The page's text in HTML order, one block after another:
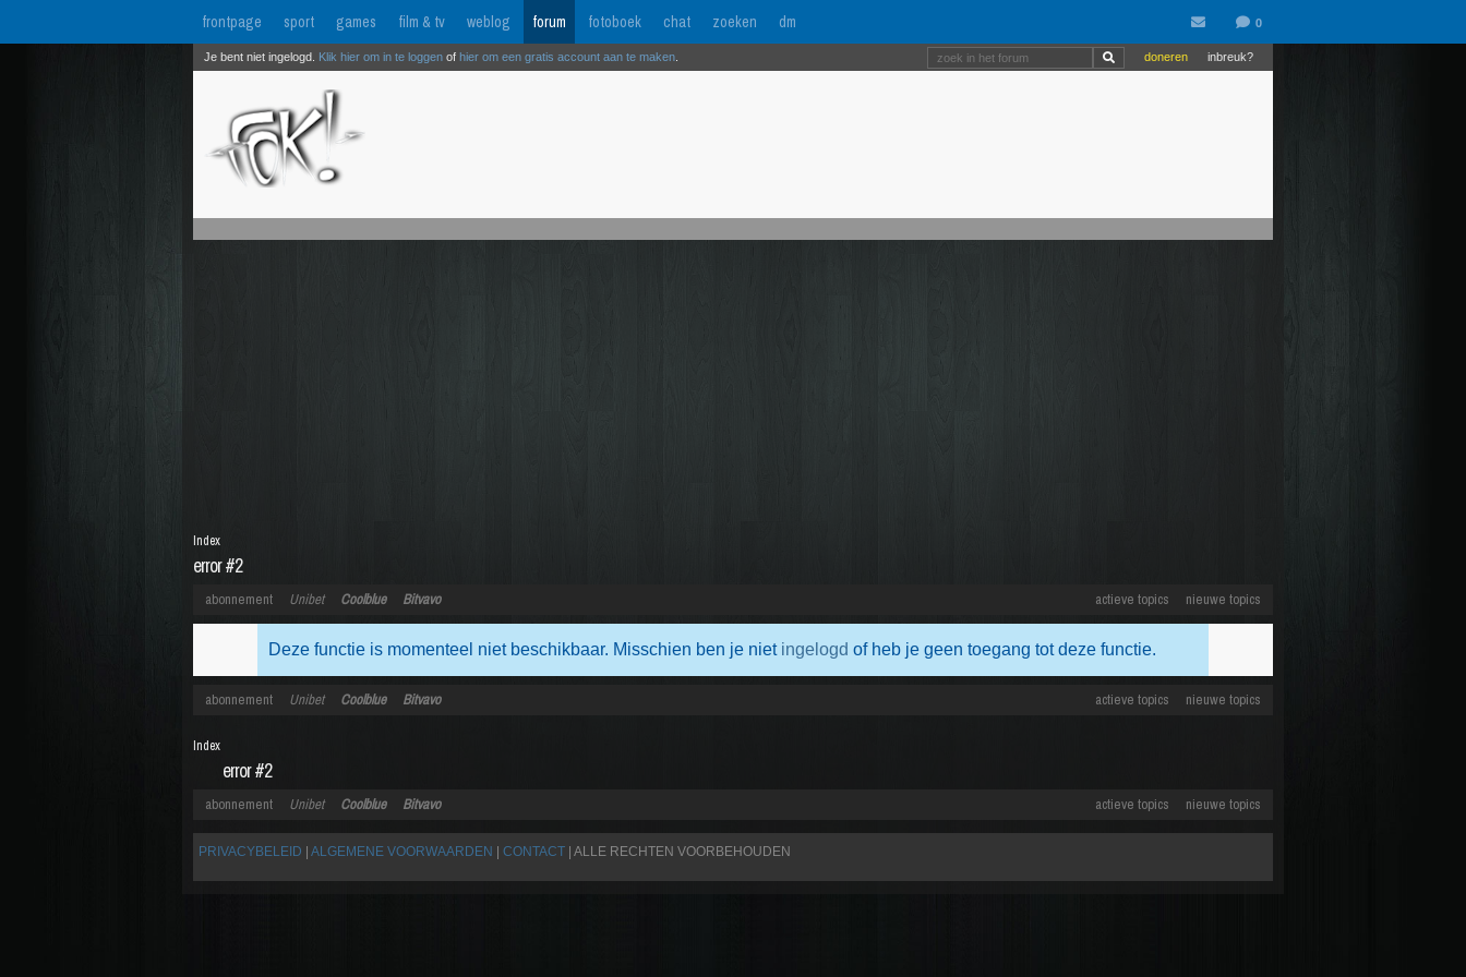
frontpage sport games film & tv weblog forum fotoboek chat zoeken dm
inbreuk?
doneren
Je bent niet ingelogd. Klik hier om in te loggen of hier om een gratis account aan te maken
error #2
Index
actieve topics nieuwe topics
abonnement Unibet Coolblue Bitvavo
Deze functie is momenteel niet beschikbaar. Misschien ben je niet ingelogd of heb je geen toegang tot deze functie.
actieve topics nieuwe topics
abonnement Unibet Coolblue Bitvavo
error #2
Index
actieve topics nieuwe topics
abonnement Unibet Coolblue Bitvavo
PRIVACYBELEID ALGEMENE VOORWAARDEN CONTACT | ALLE RECHTEN VOORBEHOUDEN